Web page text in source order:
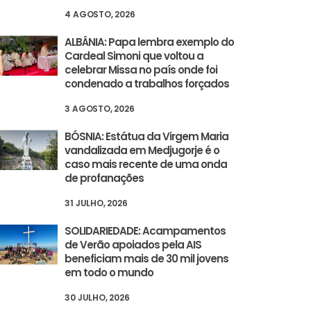
4 AGOSTO, 2026
ALBÂNIA: Papa lembra exemplo do
Cardeal Simoni que voltou a
celebrar Missa no país onde foi
condenado a trabalhos forçados
3 AGOSTO, 2026
BÓSNIA: Estátua da Virgem Maria
vandalizada em Medjugorje é o
caso mais recente de uma onda
de profanações
31 JULHO, 2026
SOLIDARIEDADE: Acampamentos
de Verão apoiados pela AIS
beneficiam mais de 30 mil jovens
em todo o mundo
30 JULHO, 2026